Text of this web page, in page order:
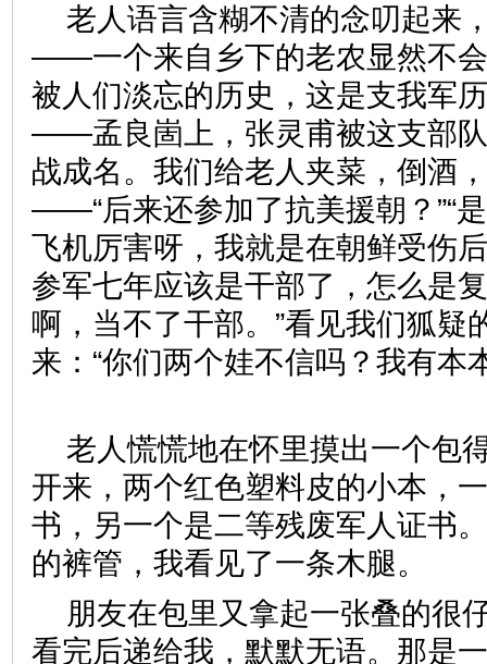
老人语言含糊不清的念叨起来
——一个来自乡下的老农显然不
被人们淡忘的历史，这是支我军
——孟良崮上，张灵甫被这支部
战成名。我们给老人夹菜，倒酒
——“后来还参加了抗美援朝？”“
飞机厉害呀，我就是在朝鲜受伤
参军七年应该是干部了，怎么是
啊，当不了干部。”看见我们狐疑
来：“你们两个娃不信吗？我有本
老人慌慌地在怀里摸出一个包
开来，两个红色塑料皮的小本，
书，另一个是二等残废军人证书
的裤管，我看见了一条木腿。
朋友在包里又拿起一张叠的很
看完后递给我，默默无语。那是